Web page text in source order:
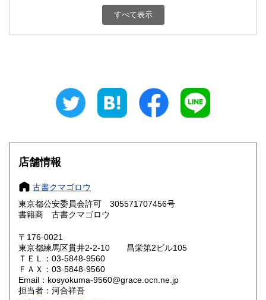
870円 千葉県
810円 870円
870円 長野県
愛知県
滋賀県
大阪府 970円 兵庫県
奈良県
鳥取県 1,000円
岡山県
すべて表示
店舗情報
古書クマゴロウ
東京都公安委員会許可 305571707456号
書籍商 古書クマゴロウ
〒176-0021
東京都練馬区貫井2-2-10 昌栄第2ビル105
ＴＥＬ：03-5848-9560
ＦＡＸ：03-5848-9560
Email：kosyokuma-9560@grace.ocn.ne.jp
担当者：河合祥吾